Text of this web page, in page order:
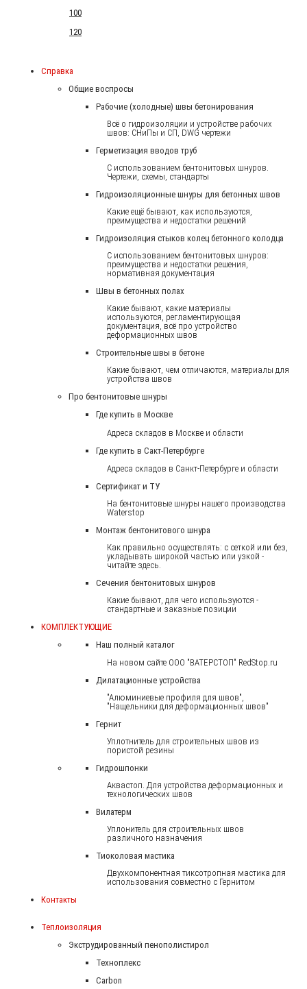
100
120
Справка
Общие воспросы
Рабочие (холодные) швы бетонирования
Всё о гидроизоляции и устройстве рабочих
швов: СНиПы и СП, DWG чертежи
Герметизация вводов труб
С использованием бентонитовых шнуров.
Чертежи, схемы, стандарты
Гидроизоляционные шнуры для бетонных швов
Какие ещё бывают, как используются,
преимущества и недостатки решений
Гидроизоляция стыков колец бетонного колодца
С использованием бентонитовых шнуров:
преимущества и недостатки решения,
нормативная документация
Швы в бетонных полах
Какие бывают, какие материалы
используются, регламентирующая
документация, всё про устройство
деформационных швов
Строительные швы в бетоне
Какие бывают, чем отличаются, материалы для
устройства швов
Про бентонитовые шнуры
Где купить в Москве
Адреса складов в Москве и области
Где купить в Сакт-Петербурге
Адреса складов в Санкт-Петербурге и области
Сертификат и ТУ
На бентонитовые шнуры нашего производства
Waterstop
Монтаж бентонитового шнура
Как правильно осуществлять: с сеткой или без,
укладывать широкой частью или узкой -
читайте здесь.
Сечения бентонитовых шнуров
Какие бывают, для чего используются -
стандартные и заказные позиции
КОМПЛЕКТУЮЩИЕ
Наш полный каталог
На новом сайте ООО "ВАТЕРСТОП" RedStop.ru
Дилатационные устройства
"Алюминиевые профиля для швов",
"Нащельники для деформационных швов"
Гернит
Уплотнитель для строительных швов из
пористой резины
Гидрошпонки
Аквастоп. Для устройства деформационных и
технологических швов
Вилатерм
Уплонитель для строительных швов
различного назначения
Тиоколовая мастика
Двухкомпонентная тиксотропная мастика для
использования совместно с Гернитом
Контакты
Теплоизоляция
Экструдированный пенополистирол
Техноплекс
Carbon